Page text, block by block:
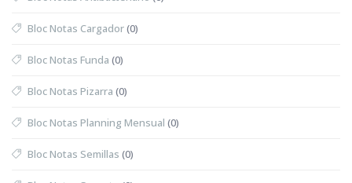
Bloc Notas Cargador(0)
Bloc Notas Funda (0)
Bloc Notas Pizarra (0)
Bloc Notas Planning Mensual (0)
Bloc Notas Semillas (0)